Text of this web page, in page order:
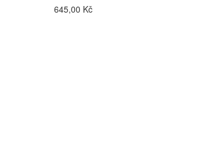
645,00 Kč